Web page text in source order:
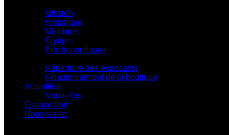
Mission
Historique
Membres
Équipe
Prix honorifiques
Répertoire des exposants
Fonctionnement de la boutique
Actualités
Nouvelles
Espace don
Nous visiter